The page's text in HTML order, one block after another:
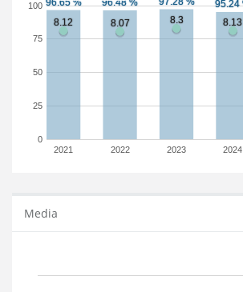
2021 2022 2023 2024
0
25
50
75
100
Media